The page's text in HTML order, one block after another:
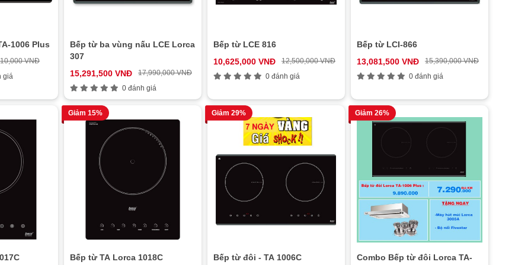
1006 Plus
VNĐ
giá
Bếp từ ba vùng nấu LCE Lorca
307
15,291,500 VNĐ
17,990,000 VNĐ
0 đánh giá
Bếp từ LCE 816
10,625,000 VNĐ
12,500,000 VNĐ
0 đánh giá
Bếp từ LCI-866
13,081,500 VNĐ
15,390,000 VNĐ
0 đánh giá
Giảm 15%
Bếp từ TA Lorca 1018C
Giảm 29%
Bếp từ đôi - TA 1006C
Giảm 26%
Combo Bếp từ đôi Lorca TA-